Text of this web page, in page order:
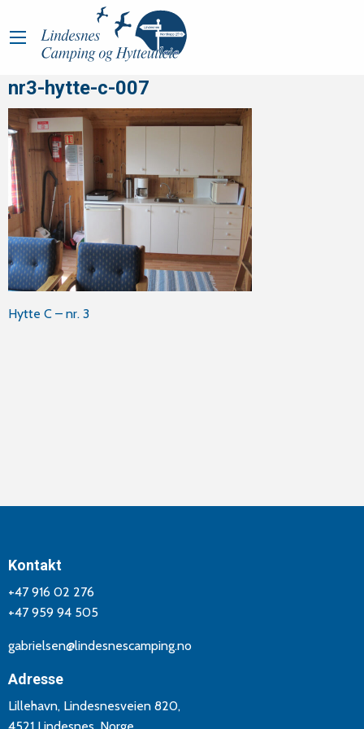
nr3-hytte-c-007
Innleggsnavigasjon
Hytte C – nr. 3
Kontakt
+47 916 02 276
+47 959 94 505
gabrielsen@lindesnescamping.no
Adresse
Lillehavn, Lindesnesveien 820,